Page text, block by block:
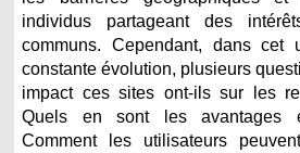
individus partageant des
communs. Cependant, dans cet
constante évolution, plusieurs
impact ces sites ont-ils sur les
Quels en sont les avantages
Comment les utilisateurs